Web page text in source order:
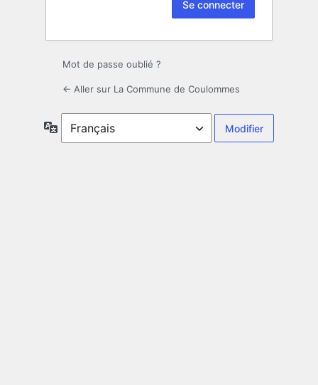
Mot de passe oublié ?
← Aller sur La Commune de Coulommes
Langue